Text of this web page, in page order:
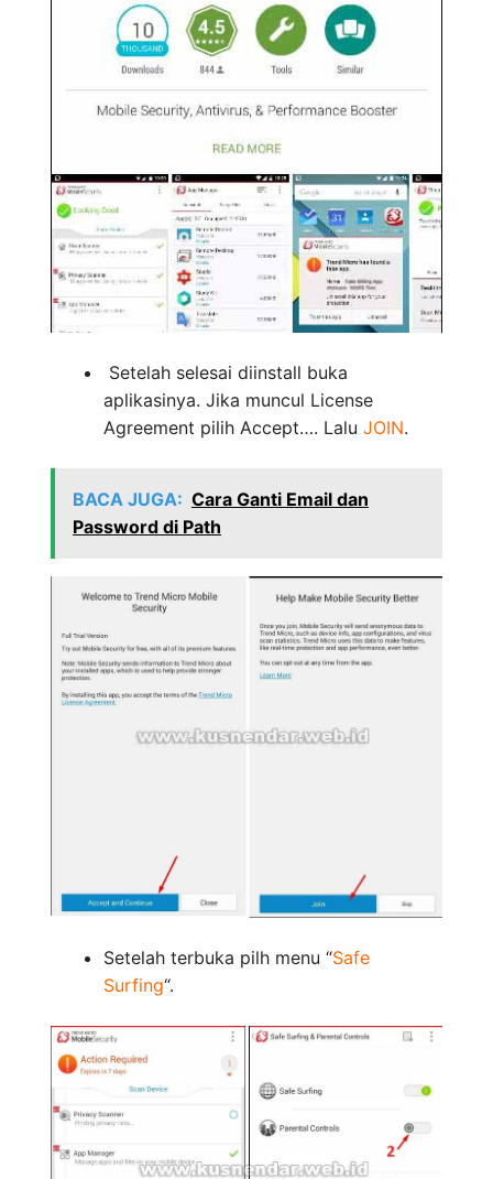
Setelah selesai diinstall buka
aplikasinya. Jika muncul License
Agreement pilih Accept…. Lalu JOIN.
BACA JUGA: Cara Ganti Email dan
Password di Path
Setelah terbuka pilh menu “Safe
Surfing“.